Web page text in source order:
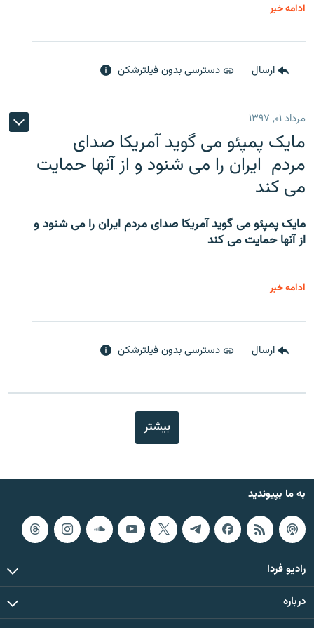
ادامه خبر
ارسال دسترسی بدون فیلترشکن
مرداد ۰۱, ۱۳۹۷
مایک پمپئو می گوید آمریکا صدای
مردم ایران را می شنود و از آنها حمایت
می کند
مایک پمپئو می گوید آمریکا صدای مردم ایران را می شنود و
از آنها حمایت می کند
ادامه خبر
ارسال دسترسی بدون فیلترشکن
بیشتر
به ما بپیوندید
رادیو فردا
درباره